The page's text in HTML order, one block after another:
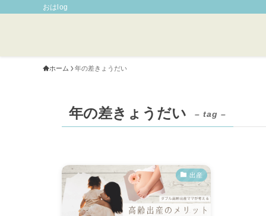
おはlog
ホーム 年の差きょうだい
年の差きょうだい – tag –
出産